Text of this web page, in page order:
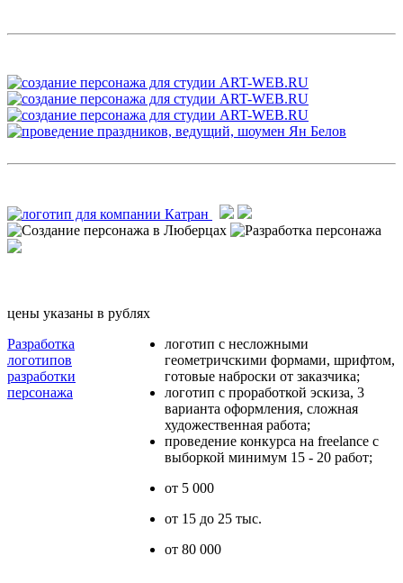
цены указаны в рублях
Разработка
логотипов
разработки
персонажа
логотип с несложными
геометричскими формами, шрифтом,
готовые наброски от заказчика;
логотип с проработкой эскиза, 3
варианта оформления, сложная
художественная работа;
проведение конкурса на freelance с
выборкой минимум 15 - 20 работ;
от 5 000
от 15 до 25 тыс.
от 80 000